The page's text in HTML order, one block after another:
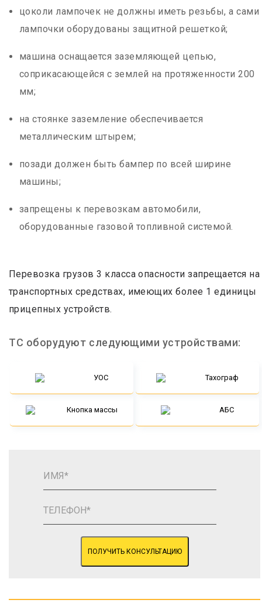
цоколи лампочек не должны иметь резьбы, а сами
лампочки оборудованы защитной решеткой;
машина оснащается заземляющей цепью,
соприкасающейся с землей на протяженности 200
мм;
на стоянке заземление обеспечивается
металлическим штырем;
позади должен быть бампер по всей ширине
машины;
запрещены к перевозкам автомобили,
оборудованные газовой топливной системой.
Перевозка грузов 3 класса опасности запрещается на
транспортных средствах, имеющих более 1 единицы
прицепных устройств.
ТС оборудуют следующими устройствами:
УОС Тахограф
Кнопка массы АБС
ПОЛУЧИТЬ КОНСУЛЬТАЦИЮ